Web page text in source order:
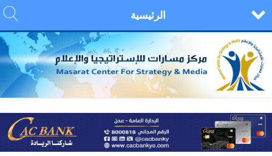
الرئيسية